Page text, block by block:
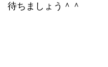
待ちましょう＾＾